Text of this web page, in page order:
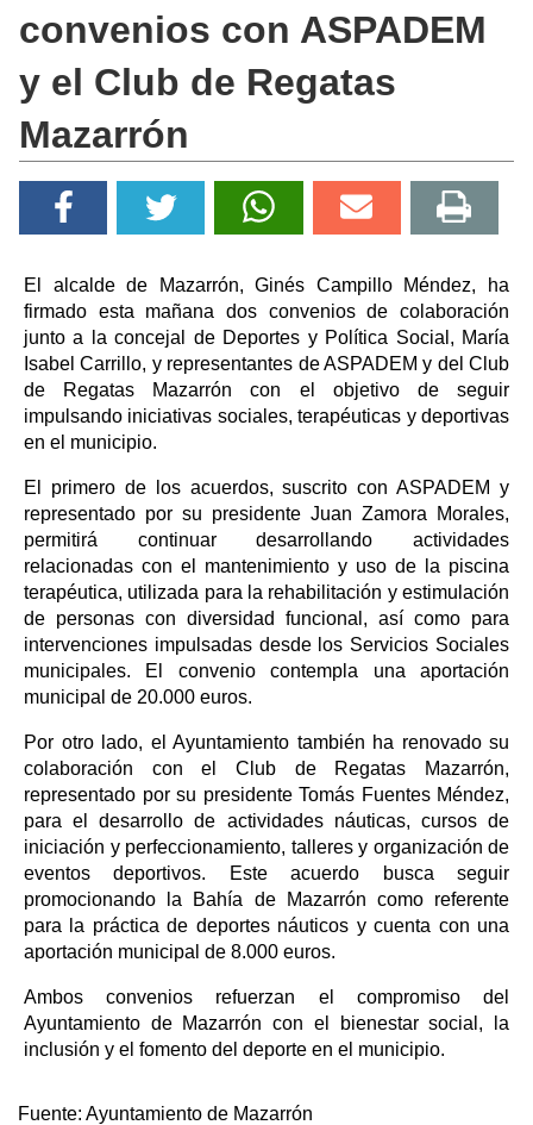
convenios con ASPADEM
y el Club de Regatas
Mazarrón
El alcalde de Mazarrón, Ginés Campillo Méndez, ha
firmado esta mañana dos convenios de colaboración
junto a la concejal de Deportes y Política Social, María
Isabel Carrillo, y representantes de ASPADEM y del Club
de Regatas Mazarrón con el objetivo de seguir
impulsando iniciativas sociales, terapéuticas y deportivas
en el municipio.
El primero de los acuerdos, suscrito con ASPADEM y
representado por su presidente Juan Zamora Morales,
permitirá continuar desarrollando actividades
relacionadas con el mantenimiento y uso de la piscina
terapéutica, utilizada para la rehabilitación y estimulación
de personas con diversidad funcional, así como para
intervenciones impulsadas desde los Servicios Sociales
municipales. El convenio contempla una aportación
municipal de 20.000 euros.
Por otro lado, el Ayuntamiento también ha renovado su
colaboración con el Club de Regatas Mazarrón,
representado por su presidente Tomás Fuentes Méndez,
para el desarrollo de actividades náuticas, cursos de
iniciación y perfeccionamiento, talleres y organización de
eventos deportivos. Este acuerdo busca seguir
promocionando la Bahía de Mazarrón como referente
para la práctica de deportes náuticos y cuenta con una
aportación municipal de 8.000 euros.
Ambos convenios refuerzan el compromiso del
Ayuntamiento de Mazarrón con el bienestar social, la
inclusión y el fomento del deporte en el municipio.
Fuente: Ayuntamiento de Mazarrón